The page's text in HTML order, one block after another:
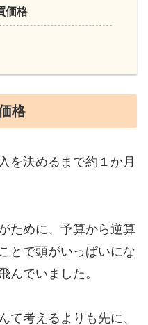
価格
格
を決めるまで約１か月
ために、予算から逆算
とで頭がいっぱいにな
んでいました。
て考えるよりも先に、